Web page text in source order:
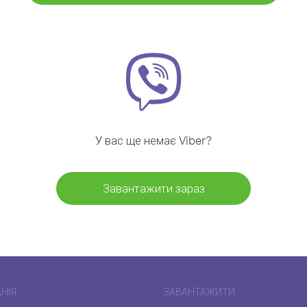
У вас ще немає Viber?
Завантажити зараз
ЗАВАНТАЖИТИ